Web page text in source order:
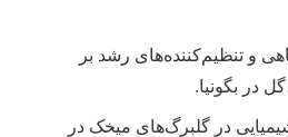
و تنظیم‌کننده‌های رشد بر
در بگونیا.
در گلبرگ‌های میخک در